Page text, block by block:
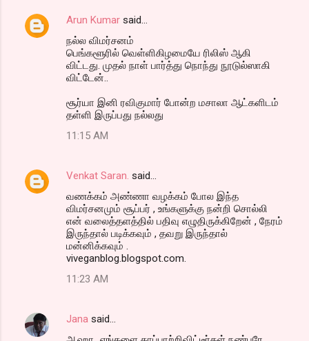
Arun Kumar said…
நல்ல விமர்சனம்
பெங்களூரில் வெள்ளிகிழமையே ரிலிஸ் ஆகி
விட்டது. முதல் நாள் பார்த்து நொந்து நூடுல்ஸாகி
விட்டேன்..
சூர்யா இனி ரவிகுமார் போன்ற மசாலா ஆட்களிடம்
தள்ளி இருப்பது நல்லது
11:15 AM
Venkat Saran. said…
வணக்கம் அண்ணா வழக்கம் போல இந்த
விமர்சனமும் சூப்பர் , உங்களுக்கு நன்றி சொல்லி
என் வலைத்தளத்தில் பதிவு எழுதிருக்கிறேன் , நேரம்
இருந்தால் படிக்கவும் , தவறு இருந்தால்
மன்னிக்கவும் .
viveganblog.blogspot.com.
11:23 AM
Jana said…